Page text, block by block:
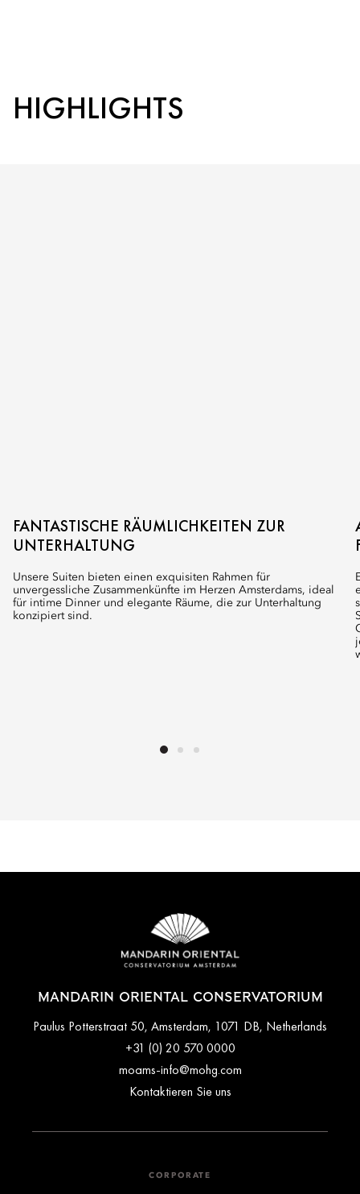
HIGHLIGHTS
FANTASTISCHE RÄUMLICHKEITEN ZUR
UNTERHALTUNG
Unsere Suiten bieten einen exquisiten Rahmen für
unvergessliche Zusammenkünfte im Herzen Amsterdams, ideal
für intime Dinner und elegante Räume, die zur Unterhaltung
konzipiert sind.
MANDARIN ORIENTAL CONSERVATORIUM
Paulus Potterstraat 50, Amsterdam, 1071 DB, Netherlands
+31 (0) 20 570 0000
moams-info@mohg.com
Kontaktieren Sie uns
CORPORATE